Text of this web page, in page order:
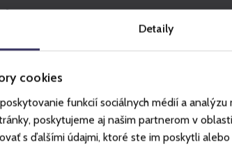
Detaily
cookies
funkcií sociálnych médií a
poskytujeme aj našim partnerom v
s ďalšími údajmi, ktoré ste im poskytli
prevádzkovej doby lanových dráh.
na stránkevt.sk.
osobu.